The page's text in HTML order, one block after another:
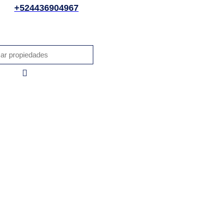
+524436904967